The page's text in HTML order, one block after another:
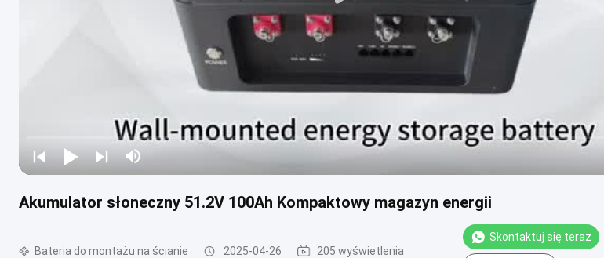
Akumulator słoneczny 51.2V 100Ah Kompaktowy magazyn energii
Bateria do montażu na ścianie 2025-04-26 205 wyświetlenia
Skontaktuj się teraz